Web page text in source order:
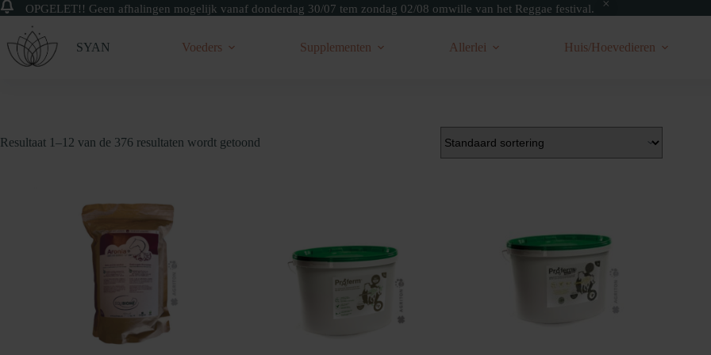
OPGELET!! Geen afhalingen mogelijk vanaf donderdag 30/07 tem zondag 02/08 omwille van het Reggae festival.
content
SYAN Voeders Supplementen Allerlei Huis/Hoevedieren
Resultaat 1–12 van de 376 resultaten wordt getoond